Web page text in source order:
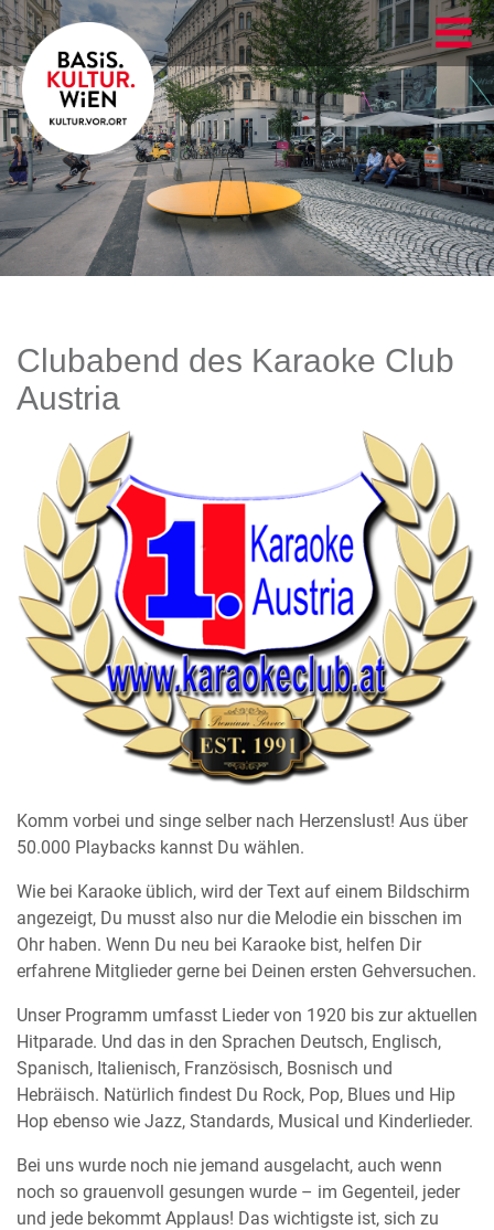
Clubabend des Karaoke Club
Austria
Komm vorbei und singe selber nach Herzenslust! Aus über
50.000 Playbacks kannst Du wählen.
Wie bei Karaoke üblich, wird der Text auf einem Bildschirm
angezeigt, Du musst also nur die Melodie ein bisschen im
Ohr haben. Wenn Du neu bei Karaoke bist, helfen Dir
erfahrene Mitglieder gerne bei Deinen ersten Gehversuchen.
Unser Programm umfasst Lieder von 1920 bis zur aktuellen
Hitparade. Und das in den Sprachen Deutsch, Englisch,
Spanisch, Italienisch, Französisch, Bosnisch und
Hebräisch. Natürlich findest Du Rock, Pop, Blues und Hip
Hop ebenso wie Jazz, Standards, Musical und Kinderlieder.
Bei uns wurde noch nie jemand ausgelacht, auch wenn
noch so grauenvoll gesungen wurde – im Gegenteil, jeder
und jede bekommt Applaus! Das wichtigste ist, sich zu